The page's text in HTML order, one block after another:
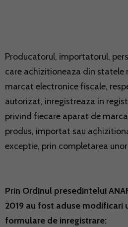
Producatorul, importatorul,
care achizitioneaza din statele
marcat electronice fiscale,
autorizat, inregistreaza in
privind fiecare aparat de
produs, importat sau
exceptie, prin completarea
Prin Ordinul presedintelui
2019 au fost aduse modificari
formulare de inregistrare: